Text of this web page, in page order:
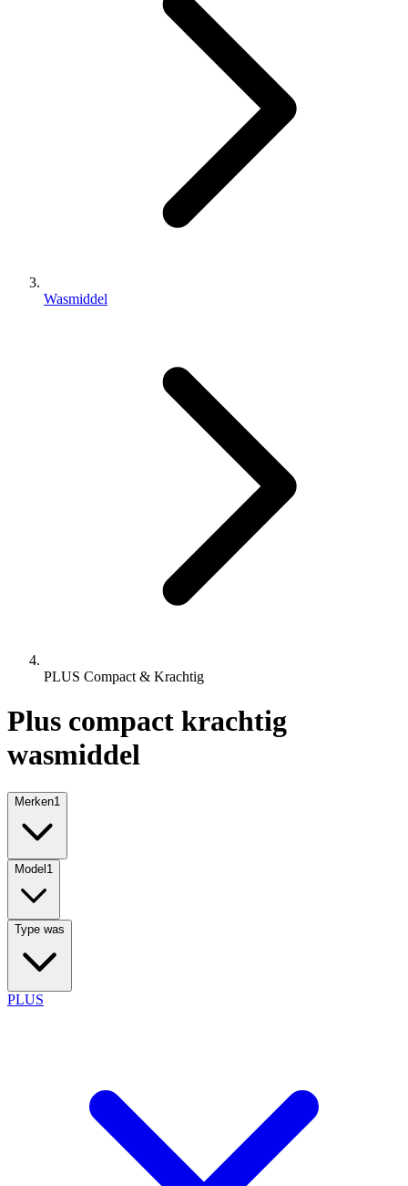
Wasmiddel
PLUS Compact & Krachtig
Plus compact krachtig
wasmiddel
Merken1
Model 1
Type was
PLUS